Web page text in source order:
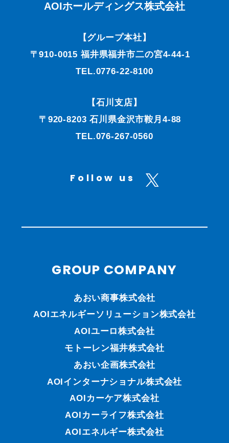
AOIホールディングス株式会社
【グループ本社】
〒910-0015 福井県福井市二の宮4-44-1
TEL.0776-22-8100
【石川支店】
〒920-8203 石川県金沢市鞍月4-88
TEL.076-267-0560
Follow us
GROUP COMPANY
あおい商事株式会社
AOIエネルギーソリューション株式会社
AOIユーロ株式会社
モトーレン福井株式会社
あおい企画株式会社
AOIインターナショナル株式会社
AOIカーケア株式会社
AOIカーライフ株式会社
AOIエネルギー株式会社